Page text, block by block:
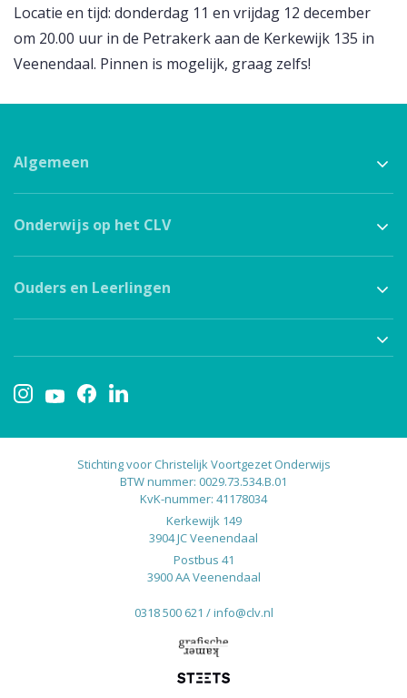
Locatie en tijd: donderdag 11 en vrijdag 12 december
om 20.00 uur in de Petrakerk aan de Kerkewijk 135 in
Veenendaal. Pinnen is mogelijk, graag zelfs!
Algemeen
Onderwijs op het CLV
Ouders en Leerlingen
Stichting voor Christelijk Voortgezet Onderwijs
BTW nummer: 0029.73.534.B.01
KvK-nummer: 41178034
Kerkewijk 149
3904 JC Veenendaal
Postbus 41
3900 AA Veenendaal
0318 500 621 /info@clv.nl